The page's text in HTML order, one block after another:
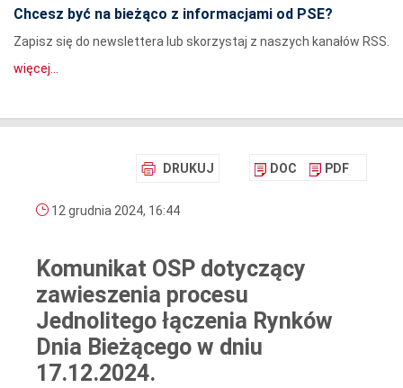
Chcesz być na bieżąco z informacjami od PSE?
Zapisz się do newslettera lub skorzystaj z naszych kanałów RSS.
więcej...
DRUKUJ DOC PDF
12 grudnia 2024, 16:44
Komunikat OSP dotyczący
zawieszenia procesu
Jednolitego łączenia Rynków
Dnia Bieżącego w dniu
17.12.2024.